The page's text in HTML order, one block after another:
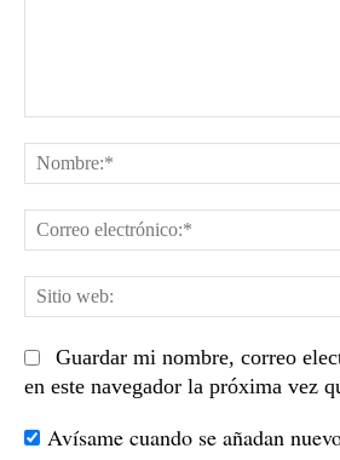
Guardar mi nombre, correo
en este navegador la próxima vez
Avísame cuando se añadan